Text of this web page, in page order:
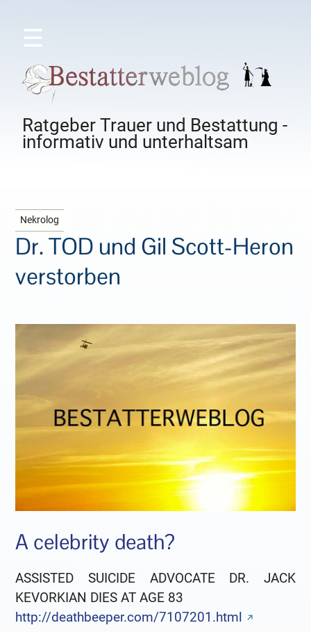
☰
Ratgeber Trauer und Bestattung -
informativ und unterhaltsam
Nekrolog
Dr. TOD und Gil Scott-Heron
verstorben
A celebrity death?
ASSISTED SUICIDE ADVOCATE DR. JACK
KEVORKIAN DIES AT AGE 83
http://deathbeeper.com/7107201.html